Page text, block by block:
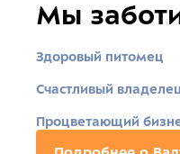
Мы
Здоровый питомец
Счастливый
Процветающий